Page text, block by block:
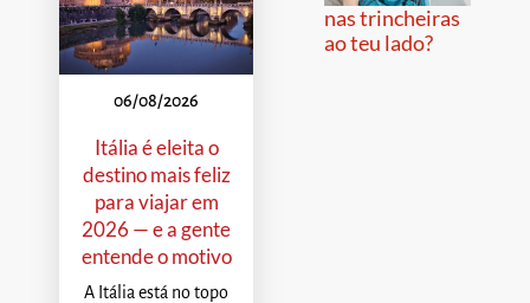
06/08/2026
Itália é eleita o
destino mais feliz
para viajar em
2026 — e a gente
entende o motivo
A Itália está no topo
nas trincheiras
ao teu lado?